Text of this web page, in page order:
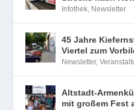
Infothek, Newsletter
45 Jahre
Viertel zum
Newsletter,
Altstadt-
mit großem Fest